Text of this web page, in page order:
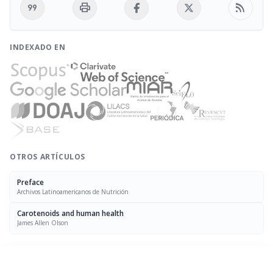
format_quote print rss_feed
INDEXADO EN
OTROS ARTÍCULOS
Preface
Archivos Latinoamericanos de Nutrición
Carotenoids and human health
James Allen Olson